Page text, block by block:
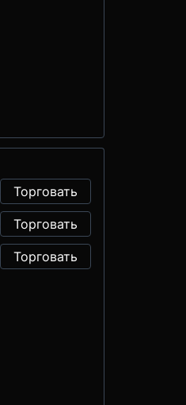
Торговать
Торговать
Торговать